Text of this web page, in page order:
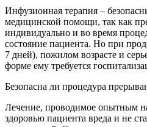
Инфузионная терапия –
медицинской помощи, так как
индивидуально и во время
состояние пациента. Но при
7 дней), пожилом возрасте и
форме ему требуется
Безопасна ли процедура
Лечение, проводимое опытным
здоровью пациента вреда и не